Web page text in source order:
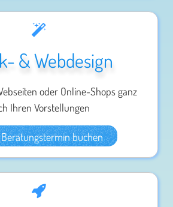
& Webdesign
oder Online-Shops ganz
Ihren Vorstellungen
buchen